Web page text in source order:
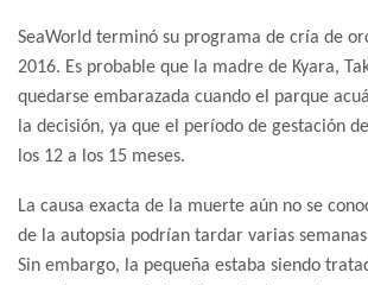
SeaWorld terminó su programa de cría de
2016. Es probable que la madre de Kyara,
quedarse embarazada cuando el parque
la decisión, ya que el período de gestación
los 12 a los 15 meses.
La causa exacta de la muerte aún no se
de la autopsia podrían tardar varias
Sin embargo, la pequeña estaba siendo